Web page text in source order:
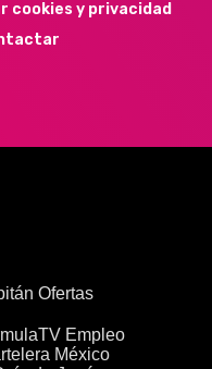
cookies y privacidad
Ofertas
Empleo
México